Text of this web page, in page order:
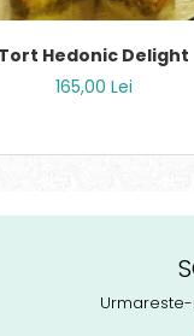
Tort Hedonic Delight
165,00 Lei